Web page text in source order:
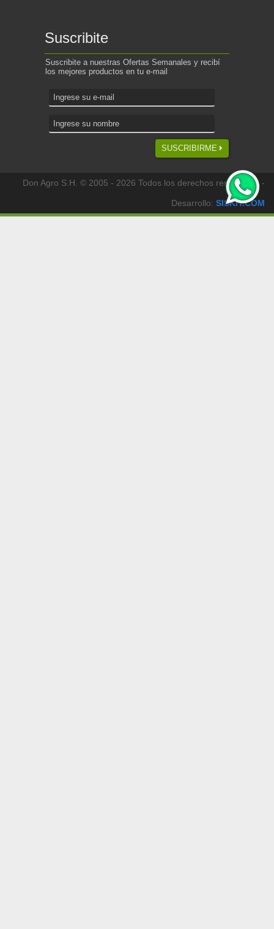
Suscribite
Suscribite a nuestras Ofertas Semanales y recibí
los mejores productos en tu e-mail
SUSCRIBIRME
Don Agro S.H. © 2005 - 2026 Todos los derechos reservados -
Desarrollo: SISKIT.COM